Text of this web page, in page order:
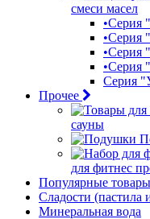
смеси масел
•Серия
•Серия
•Серия
Серия
Прочее
сауны
для фитнес
Популярные товары
Сладости (пастила
Минеральная вода